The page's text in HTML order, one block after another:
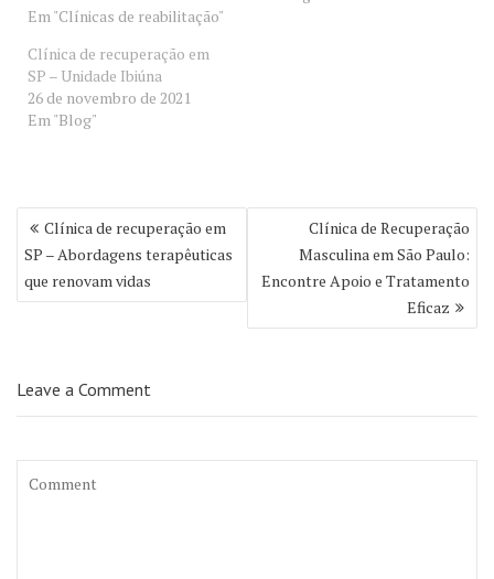
Em "Clínicas de reabilitação"
Clínica de recuperação em
SP – Unidade Ibiúna
26 de novembro de 2021
Em "Blog"
Navegação
de
Post
Clínica de recuperação em
SP – Abordagens terapêuticas
que renovam vidas
Clínica de Recuperação
Masculina em São Paulo:
Encontre Apoio e Tratamento
Eficaz
Leave a Comment